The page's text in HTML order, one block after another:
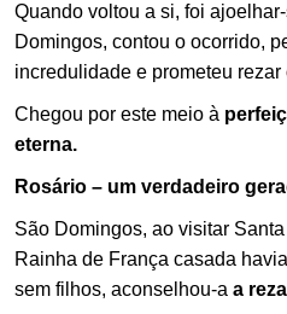
Quando voltou a si, foi
Domingos, contou o ocorrido,
incredulidade e prometeu
Chegou por este meio à
eterna.
Rosário – um verdadeiro
São Domingos, ao visitar
Rainha de França casada
sem filhos, aconselhou-a a